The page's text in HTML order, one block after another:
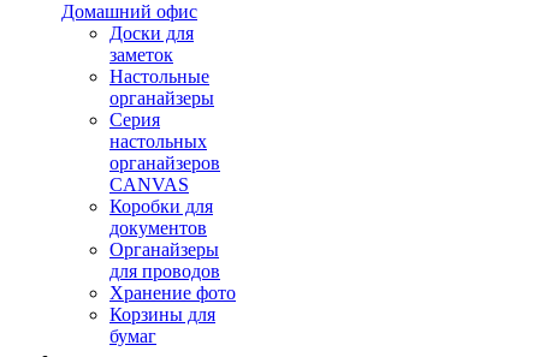
Домашний офис
Доски для
заметок
Настольные
органайзеры
Серия
настольных
органайзеров
CANVAS
Коробки для
документов
Органайзеры
для проводов
Хранение фото
Корзины для
бумаг